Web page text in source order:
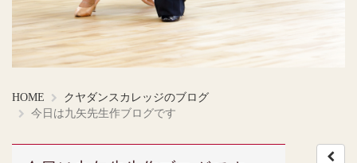
HOME
クヤダンスカレッジのブログ
今日は九矢先生作ブログです